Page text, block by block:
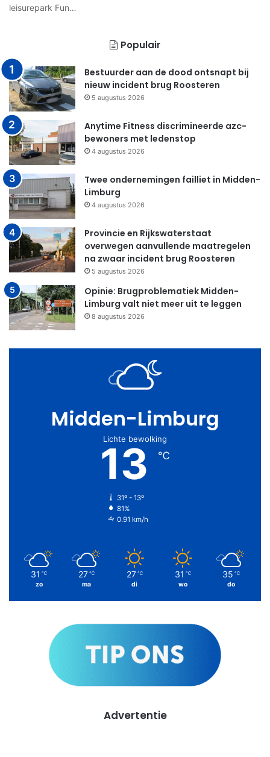
leisurepark Fun…
Populair
Bestuurder aan de dood ontsnapt bij
nieuw incident brug Roosteren
5 augustus 2026
Anytime Fitness discrimineerde azc-
bewoners met ledenstop
4 augustus 2026
Twee ondernemingen failliet in Midden-
Limburg
4 augustus 2026
Provincie en Rijkswaterstaat
overwegen aanvullende maatregelen
na zwaar incident brug Roosteren
5 augustus 2026
Opinie: Brugproblematiek Midden-
Limburg valt niet meer uit te leggen
8 augustus 2026
Midden-Limburg
Lichte bewolking
13 ℃
31º - 13º
81%
0.91 km/h
31 ℃
zo
27 ℃
ma
27 ℃
di
31 ℃
wo
35 ℃
do
Advertentie